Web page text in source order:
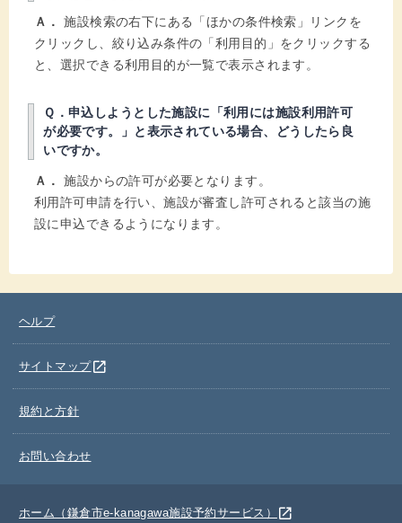
Ａ．
施設検索の右下にある「ほかの条件検索」リンクを
クリックし、絞り込み条件の「利用目的」をクリックする
と、選択できる利用目的が一覧で表示されます。
Ｑ．申込しようとした施設に「利用には施設利用許可
が必要です。」と表示されている場合、どうしたら良
いですか。
Ａ．
施設からの許可が必要となります。
利用許可申請を行い、施設が審査し許可されると該当の施
設に申込できるようになります。
ヘルプ
サイトマップopen_in_new
規約と方針
お問い合わせ
ホーム（鎌倉市e-kanagawa施設予約サービス） open_in_new